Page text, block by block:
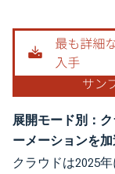
展開モード別：
ーメーションを加
クラウドは2025